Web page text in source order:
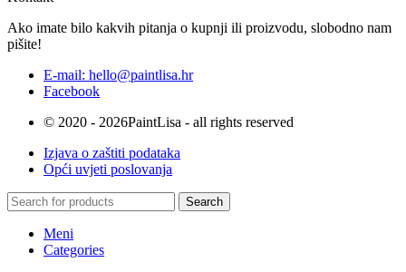
Ako imate bilo kakvih pitanja o kupnji ili proizvodu, slobodno nam
pišite!
E-mail: hello@paintlisa.hr
Facebook
© 2020 - 2026PaintLisa - all rights reserved
Izjava o zaštiti podataka
Opći uvjeti poslovanja
Search
Meni
Categories